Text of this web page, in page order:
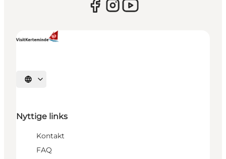
Vælg sprog
Nyttige links
Kontakt
FAQ